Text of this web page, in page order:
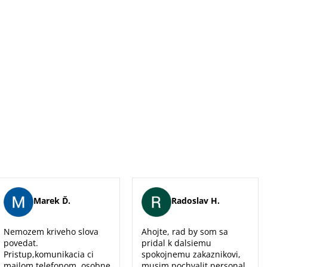
Marek Ď.
Nemozem kriveho slova
povedat.
Pristup,komunikacia ci
Radoslav H.
Ahojte, rad by som sa
pridal k dalsiemu
spokojnemu zakaznikovi,